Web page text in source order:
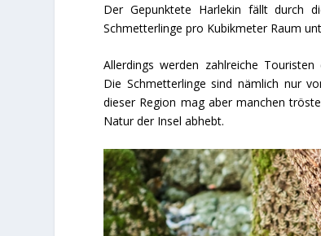
Der Gepunktete Harlekin fällt durch
Schmetterlinge pro Kubikmeter Raum
Allerdings werden zahlreiche
Die Schmetterlinge sind nämlich nur
dieser Region mag aber manchen
Natur der Insel abhebt.